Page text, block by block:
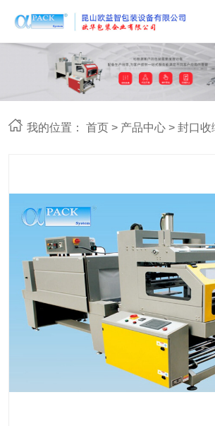
我的位置：首页 > 产品中心 >封口收